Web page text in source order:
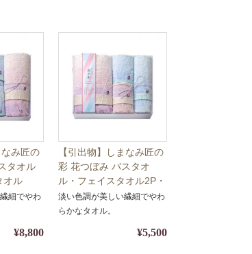
み匠の
タオル
オル
タオル
細でやわ
¥8,800
【引出物】しまなみ匠の
彩 花つぼみ バスタオ
ル・フェイスタオル2P・
ウォッシュタオル Y40-
09【ギフト・名披露目・
淡い色調が美しい繊細でやわ
らかなタオル。
¥5,500